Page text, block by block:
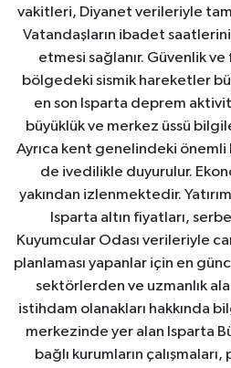
vakitleri, Diyanet verileriyle tam
Vatandaşların ibadet
etmesi sağlanır. Güvenlik ve
bölgedeki sismik hareketler
en son Isparta deprem
büyüklük ve merkez üssü
Ayrıca kent genelindeki önemli
de ivedilikle duyurulur.
yakından izlenmektedir.
Isparta altın fiyatları,
Kuyumcular Odası verileriyle
planlaması yapanlar için en
sektörlerden ve uzmanlık
istihdam olanakları hakkında
merkezinde yer alan Isparta
bağlı kurumların